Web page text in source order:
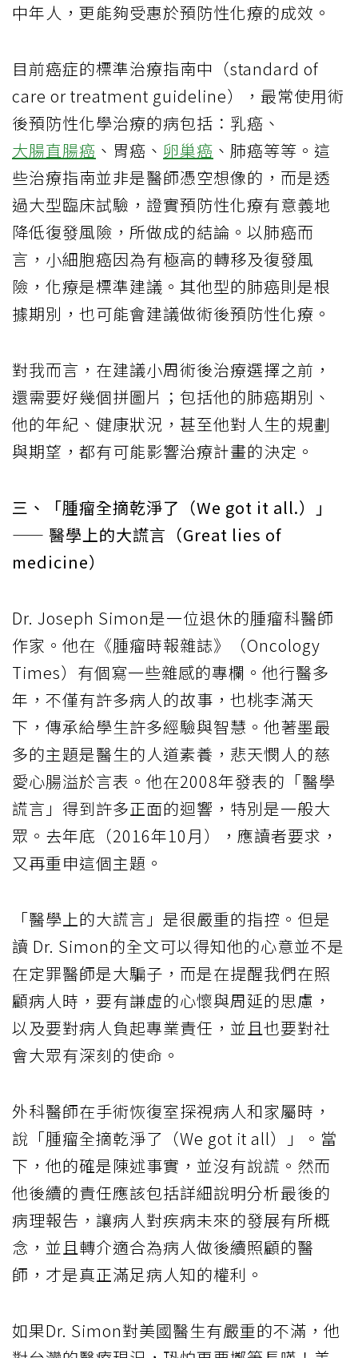
中年人，更能夠受惠於預防性化療的成效。
目前癌症的標準治療指南中（standard of
care or treatment guideline），最常使用術
後預防性化學治療的病包括：乳癌、
大腸直腸癌 、胃癌、 卵巢癌 、肺癌等等。這
些治療指南並非是醫師憑空想像的，而是透
過大型臨床試驗，證實預防性化療有意義地
降低復發風險，所做成的結論。以肺癌而
言，小細胞癌因為有極高的轉移及復發風
險，化療是標準建議。其他型的肺癌則是根
據期別，也可能會建議做術後預防性化療。
對我而言，在建議小周術後治療選擇之前，
還需要好幾個拼圖片；包括他的肺癌期別、
他的年紀、健康狀況，甚至他對人生的規劃
與期望，都有可能影響治療計畫的決定。
三、「腫瘤全摘乾淨了（We got it all.）」
—— 醫學上的大謊言（Great lies of
medicine）
Dr. Joseph Simon是一位退休的腫瘤科醫師
作家。他在《腫瘤時報雜誌》（Oncology
Times）有個寫一些雜感的專欄。他行醫多
年，不僅有許多病人的故事，也桃李滿天
下，傳承給學生許多經驗與智慧。他著墨最
多的主題是醫生的人道素養，悲天憫人的慈
愛心腸溢於言表。他在2008年發表的「醫學
謊言」得到許多正面的迴響，特別是一般大
眾。去年底（2016年10月），應讀者要求，
又再重申這個主題。
「醫學上的大謊言」是很嚴重的指控。但是
讀 Dr. Simon的全文可以得知他的心意並不是
在定罪醫師是大騙子，而是在提醒我們在照
顧病人時，要有謙虛的心懷與周延的思慮，
以及要對病人負起專業責任，並且也要對社
會大眾有深刻的使命。
外科醫師在手術恢復室探視病人和家屬時，
說「腫瘤全摘乾淨了（We got it all）」。當
下，他的確是陳述事實，並沒有說謊。然而
他後續的責任應該包括詳細說明分析最後的
病理報告，讓病人對疾病未來的發展有所概
念，並且轉介適合為病人做後續照顧的醫
師，才是真正滿足病人知的權利。
如果Dr. Simon對美國醫生有嚴重的不滿，他